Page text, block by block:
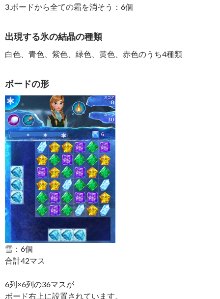
3.ボードから全ての霜を消そう：6個
出現する氷の結晶の種類
白色、青色、紫色、緑色、黄色、赤色のうち4種類
ボードの形
雪：6個
合計42マス
6列×6列の36マスが
ボード右上に設置されています。